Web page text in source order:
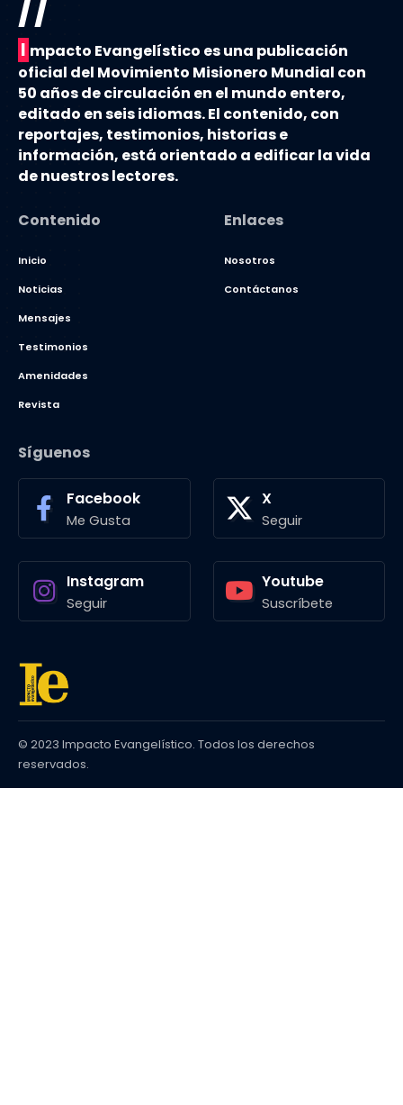
I mpacto Evangelístico es una publicación
oficial del Movimiento Misionero Mundial con
50 años de circulación en el mundo entero,
editado en seis idiomas. El contenido, con
reportajes, testimonios, historias e
información, está orientado a edificar la vida
de nuestros lectores.
Contenido
Inicio
Noticias
Mensajes
Testimonios
Amenidades
Revista
Enlaces
Nosotros
Contáctanos
Síguenos
Facebook
Me Gusta
X
Seguir
Instagram
Seguir
Youtube
Suscríbete
© 2023 Impacto Evangelístico. Todos los derechos
reservados.